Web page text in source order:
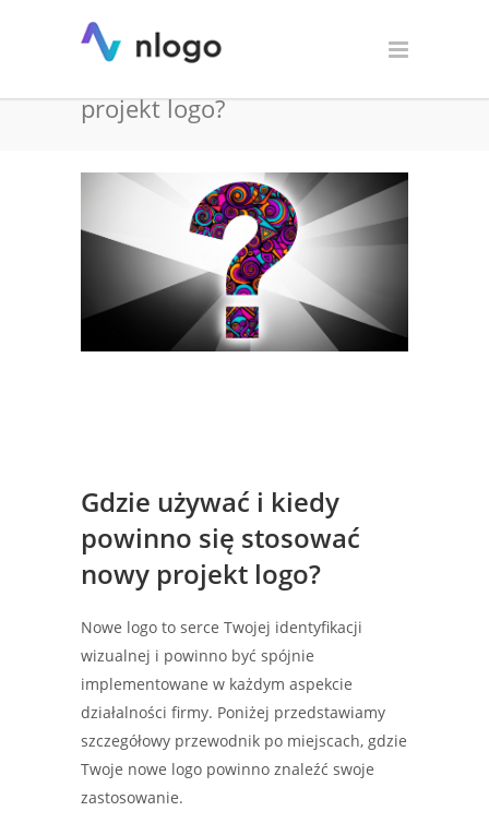
Gdzie używać i kiedy
projekt logo?
Gdzie używać i kiedy
powinno się stosować
nowy projekt logo?
Nowe logo to serce Twojej identyfikacji
wizualnej i powinno być spójnie
implementowane w każdym aspekcie
działalności firmy. Poniżej przedstawiamy
szczegółowy przewodnik po miejscach, gdzie
Twoje nowe logo powinno znaleźć swoje
zastosowanie.